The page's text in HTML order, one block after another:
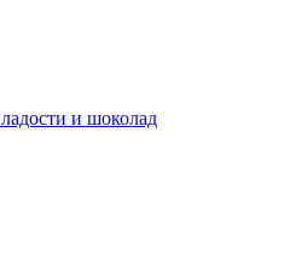
и шоколад